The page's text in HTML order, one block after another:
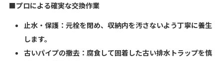
■プロによる確実な交換作業
止水・保護：元栓を閉め、収納内を汚さないよう丁寧に養生
します。
古いパイプの撤去：腐食して固着した古い排水トラップを慎